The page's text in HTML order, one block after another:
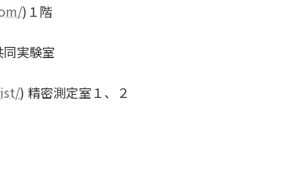
)１階
験室
) 精密測定室１、２